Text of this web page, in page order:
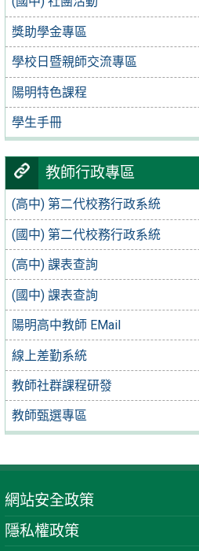
獎助學金專區
學校日暨親師交流專區
陽明特色課程
學生手冊
教師行政專區
(高中) 第二代校務行政系統
(國中) 第二代校務行政系統
(高中) 課表查詢
(國中) 課表查詢
陽明高中教師 EMail
線上差勤系統
教師社群課程研發
教師甄選專區
網站安全政策
隱私權政策